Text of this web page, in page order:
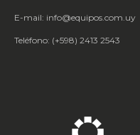
E-mail: info@equipos.com.uy
Teléfono: (+598) 2413 2543